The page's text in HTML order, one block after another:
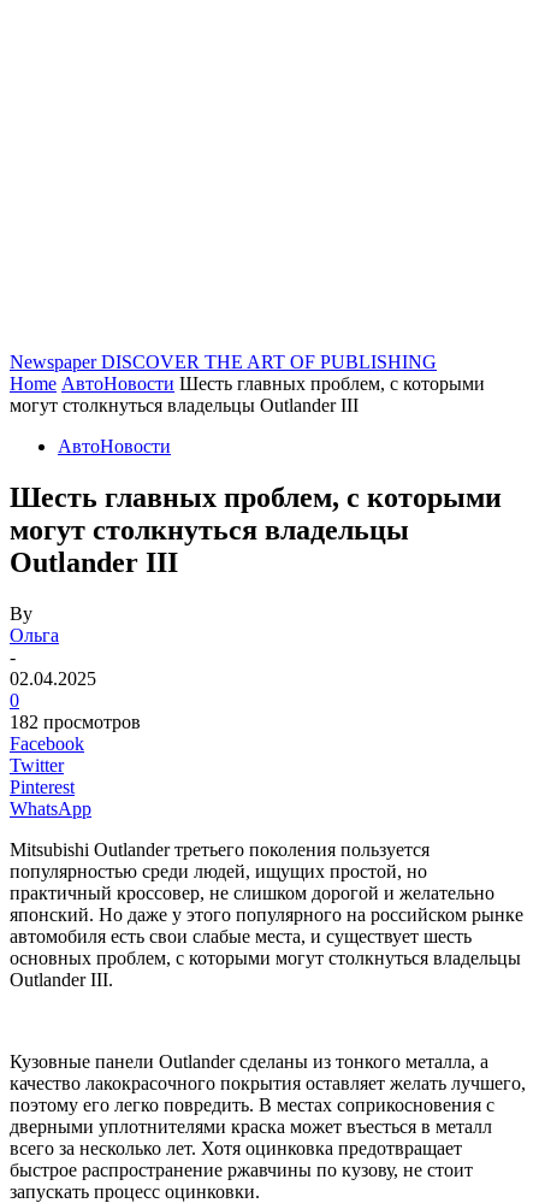
Newspaper DISCOVER THE ART OF PUBLISHING
Home АвтоНовости Шесть главных проблем, с которыми
могут столкнуться владельцы Outlander III
АвтоНовости
Шесть главных проблем, с которыми
могут столкнуться владельцы
Outlander III
By
Ольга
-
02.04.2025
0
182 просмотров
Facebook
Twitter
Pinterest
WhatsApp
Mitsubishi Outlander третьего поколения пользуется
популярностью среди людей, ищущих простой, но
практичный кроссовер, не слишком дорогой и желательно
японский. Но даже у этого популярного на российском рынке
автомобиля есть свои слабые места, и существует шесть
основных проблем, с которыми могут столкнуться владельцы
Outlander III.
Кузовные панели Outlander сделаны из тонкого металла, а
качество лакокрасочного покрытия оставляет желать лучшего,
поэтому его легко повредить. В местах соприкосновения с
дверными уплотнителями краска может въесться в металл
всего за несколько лет. Хотя оцинковка предотвращает
быстрое распространение ржавчины по кузову, не стоит
запускать процесс оцинковки.